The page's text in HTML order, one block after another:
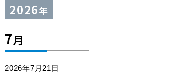
2026年
7月
2026年7月21日